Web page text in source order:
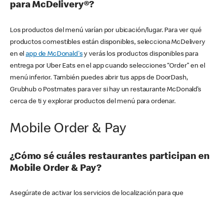
para McDelivery®?
Los productos del menú varían por ubicación/lugar. Para ver qué
productos comestibles están disponibles, selecciona McDelivery
en elapp de McDonald'sy verás los productos disponibles para
entrega por Uber Eats en el app cuando selecciones “Order” en el
menú inferior. También puedes abrir tus apps de DoorDash,
Grubhub o Postmates para ver si hay un restaurante McDonald’s
cerca de ti y explorar productos del menú para ordenar.
Mobile Order & Pay
¿Cómo sé cuáles restaurantes participan en
Mobile Order & Pay?
Asegúrate de activar los servicios de localización para que